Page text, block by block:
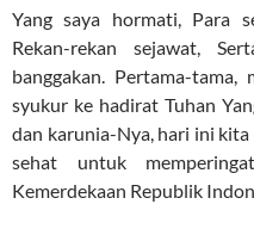
Yang saya hormati, Para
Rekan-rekan sejawat,
banggakan. Pertama-
syukur ke hadirat Tuhan
dan karunia-Nya, hari ini
sehat untuk
Kemerdekaan Republik